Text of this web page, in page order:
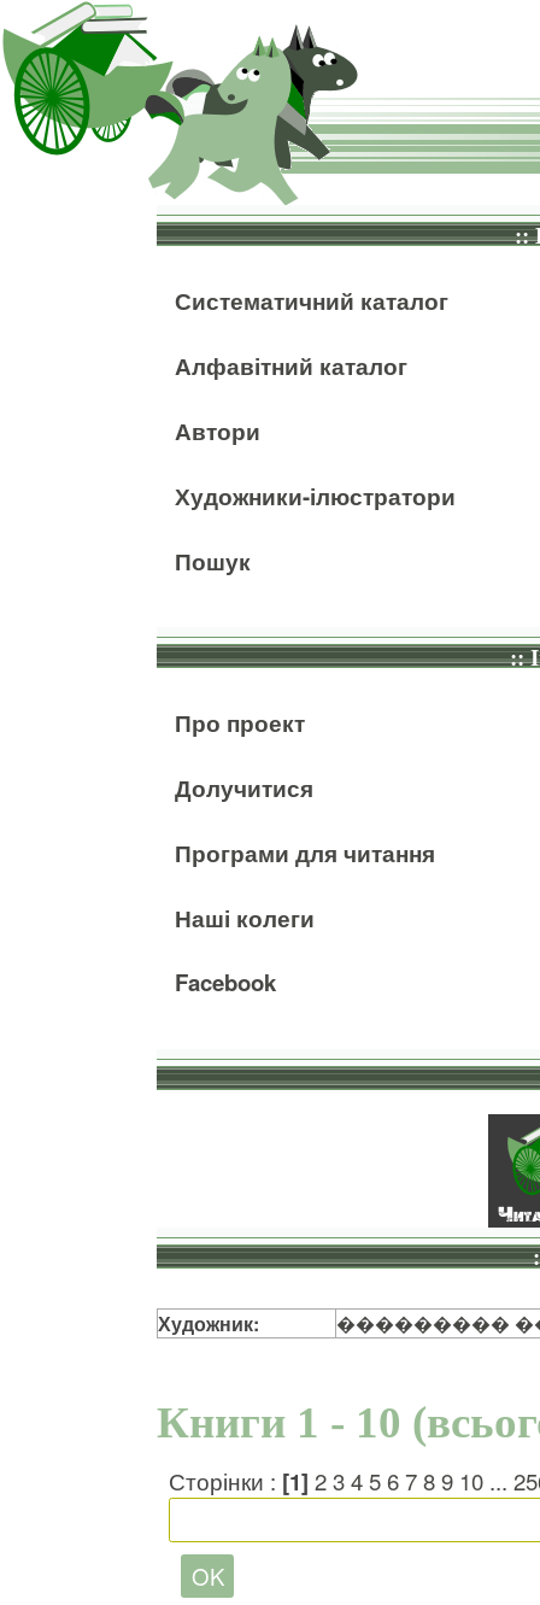
::
Систематичний каталог
Алфавітний каталог
Автори
Художники-ілюстратори
Пошук
::
Про проект
Долучитися
Програми для читання
Наші колеги
Facebook
Художник: ���������
Книги 1 - 10
Сторінки : [1] 23456789 10 ...